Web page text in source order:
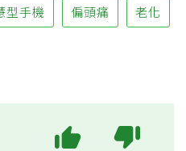
型手機 偏頭痛 老化